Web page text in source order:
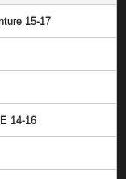
15-17
14-16